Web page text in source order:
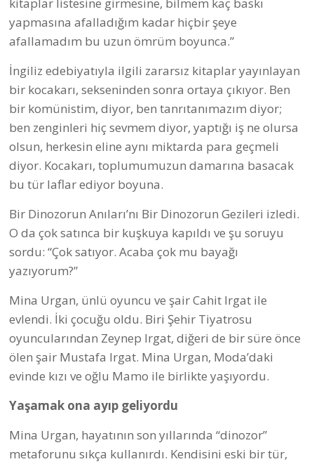
kitaplar listesine girmesine, bilmem kaç baskı
yapmasına afalladığım kadar hiçbir şeye
afallamadım bu uzun ömrüm boyunca.”
İngiliz edebiyatıyla ilgili zararsız kitaplar yayınlayan
bir kocakarı, sekseninden sonra ortaya çıkıyor. Ben
bir komünistim, diyor, ben tanrıtanımazım diyor;
ben zenginleri hiç sevmem diyor, yaptığı iş ne olursa
olsun, herkesin eline aynı miktarda para geçmeli
diyor. Kocakarı, toplumumuzun damarına basacak
bu tür laflar ediyor boyuna.
Bir Dinozorun Anıları’nı Bir Dinozorun Gezileri izledi.
O da çok satınca bir kuşkuya kapıldı ve şu soruyu
sordu: “Çok satıyor. Acaba çok mu bayağı
yazıyorum?”
Mina Urgan, ünlü oyuncu ve şair Cahit Irgat ile
evlendi. İki çocuğu oldu. Biri Şehir Tiyatrosu
oyuncularından Zeynep Irgat, diğeri de bir süre önce
ölen şair Mustafa Irgat. Mina Urgan, Moda’daki
evinde kızı ve oğlu Mamo ile birlikte yaşıyordu.
Yaşamak ona ayıp geliyordu
Mina Urgan, hayatının son yıllarında “dinozor”
metaforunu sıkça kullanırdı. Kendisini eski bir tür,